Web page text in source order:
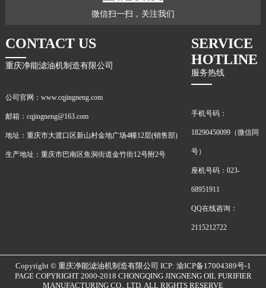
微信扫一扫，关注我们
CONTACT US
重庆净能滤油机制造有限公司
公司官网：www.cqjingneng.com
邮箱：cqjingneng@163.com
地址：重庆市大渡口区新山村金地广场4幢12层(销售部)
生产地址：重庆市巴南区鱼洞街道金竹街12号附2号
SERVICE
HOTLINE
服务热线
手机号码：
18290450099（微信同
号）
座机号码：023-
68951911
QQ在线咨询：
2115212722
Copyright © 重庆净能滤油机制造有限公司 ICP: 渝ICP备17004389号-1
PAGE COPYRIGHT 2000-2018 CHONGQING JINGNENG OIL PURIFIER
MANUFACTURING CO., LTD. ALL RIGHTS RESERVE